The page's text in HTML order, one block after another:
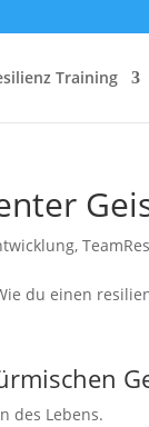
Training
,
des Lebens.